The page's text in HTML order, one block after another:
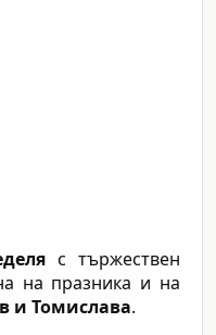
с тържествен
на празника и на
и Томислава.